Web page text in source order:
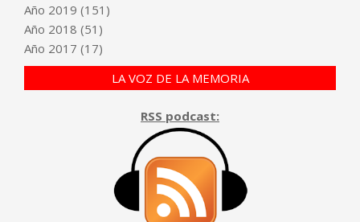
Año 2019 (151)
Año 2018 (51)
Año 2017 (17)
LA VOZ DE LA MEMORIA
RSS podcast: